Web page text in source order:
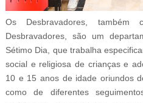
Os Desbravadores, também
Desbravadores, são um
Sétimo Dia, que trabalha
social e religiosa de crianças e
10 e 15 anos de idade oriundos
como de diferentes